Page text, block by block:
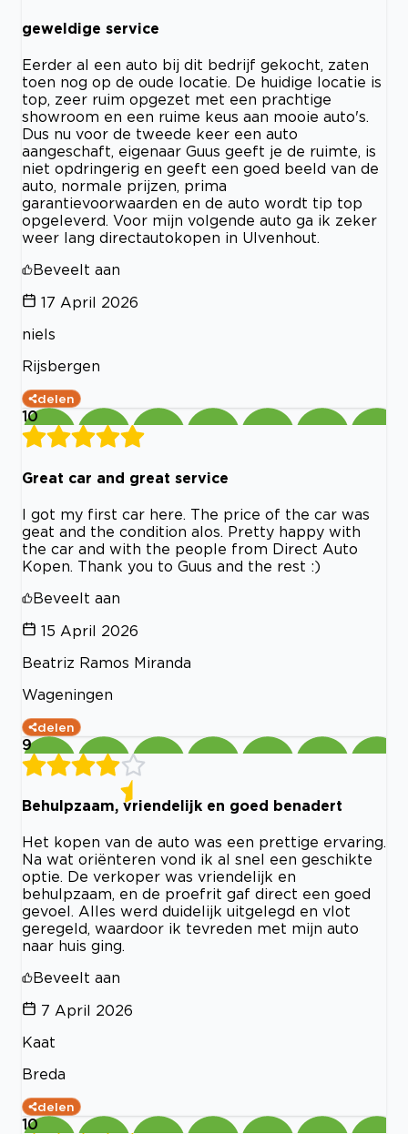
geweldige service
Eerder al een auto bij dit bedrijf gekocht, zaten
toen nog op de oude locatie. De huidige locatie is
top, zeer ruim opgezet met een prachtige
showroom en een ruime keus aan mooie auto's.
Dus nu voor de tweede keer een auto
aangeschaft, eigenaar Guus geeft je de ruimte, is
niet opdringerig en geeft een goed beeld van de
auto, normale prijzen, prima
garantievoorwaarden en de auto wordt tip top
opgeleverd. Voor mijn volgende auto ga ik zeker
weer lang directautokopen in Ulvenhout.
Beveelt aan
17 April 2026
niels
Rijsbergen
delen
10
Great car and great service
I got my first car here. The price of the car was
geat and the condition alos. Pretty happy with
the car and with the people from Direct Auto
Kopen. Thank you to Guus and the rest :)
Beveelt aan
15 April 2026
Beatriz Ramos Miranda
Wageningen
delen
9
Behulpzaam, vriendelijk en goed benadert
Het kopen van de auto was een prettige ervaring.
Na wat oriënteren vond ik al snel een geschikte
optie. De verkoper was vriendelijk en
behulpzaam, en de proefrit gaf direct een goed
gevoel. Alles werd duidelijk uitgelegd en vlot
geregeld, waardoor ik tevreden met mijn auto
naar huis ging.
Beveelt aan
7 April 2026
Kaat
Breda
delen
10